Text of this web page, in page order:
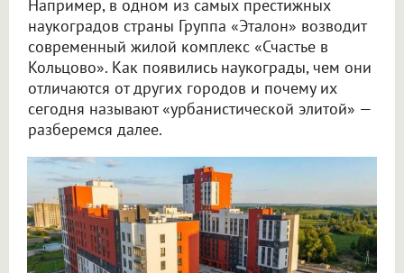
Например, в одном из самых престижных
наукоградов страны Группа «Эталон» возводит
современный жилой комплекс «Счастье в
Кольцово». Как появились наукограды, чем они
отличаются от других городов и почему их
сегодня называют «урбанистической элитой» —
разберемся далее.